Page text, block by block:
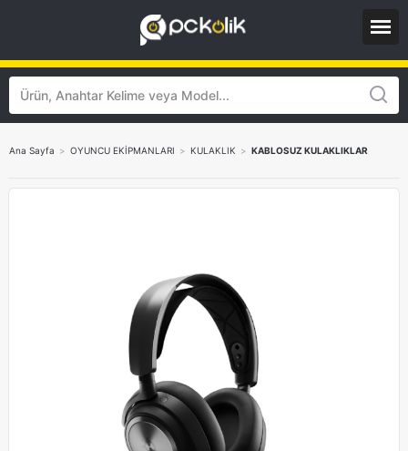
Ana Sayfa > OYUNCU EKİPMANLARI > KULAKLIK > KABLOSUZ KULAKLIKLAR